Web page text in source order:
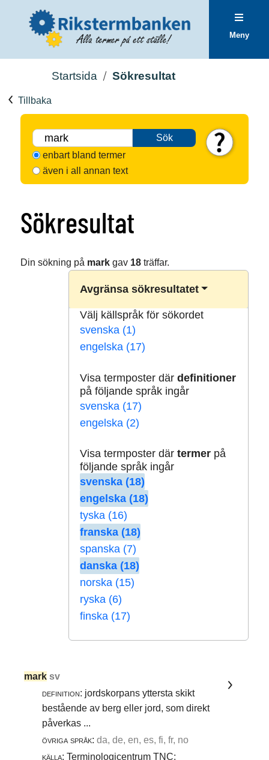
Meny
Startsida Sökresultat
Tillbaka
Sök
enbart bland termer
även i all annan text
Sökresultat
Din sökning på markgav 18träffar.
Avgränsa sökresultatet
Välj källspråk för sökordet
svenska (1)
engelska (17)
Visa termposter där definitioner
på följande språk ingår
svenska (17)
engelska (2)
Visa termposter där termerpå
följande språk ingår
svenska (18)
engelska (18)
tyska (16)
franska (18)
spanska (7)
danska (18)
norska (15)
ryska (6)
finska (17)
mark sv
definition: jordskorpans yttersta skikt
bestående av berg eller jord, som direkt
påverkas ...
övriga språk: da, de, en, es, fi, fr, no
källa: Terminologicentrum TNC: